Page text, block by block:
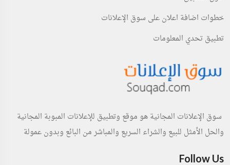
خطوات اضافة اعلان على سوق الإعلانات
تطبيق تحدي المعلومات
سوق الإعلانات المجانية هو موقع وتطبيق للإعلانات المبوبة المجانية
والحل الأمثل للبيع والشراء السريع والمباشر من البائع وبدون عمولة
Follow Us